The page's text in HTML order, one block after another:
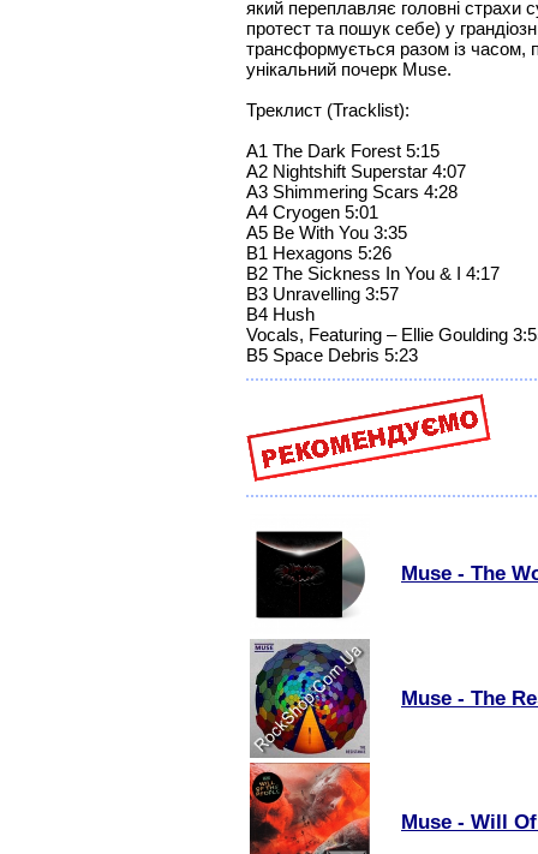
який переплавляє головні страхи
протест та пошук себе) у
трансформується разом із часом,
унікальний почерк Muse.
Треклист (Tracklist):
A1 The Dark Forest 5:15
A2 Nightshift Superstar 4:07
A3 Shimmering Scars 4:28
A4 Cryogen 5:01
A5 Be With You 3:35
B1 Hexagons 5:26
B2 The Sickness In You & I 4:17
B3 Unravelling 3:57
B4 Hush
Vocals, Featuring – Ellie Goulding
B5 Space Debris 5:23
Muse - The
Muse - The
Muse - Will